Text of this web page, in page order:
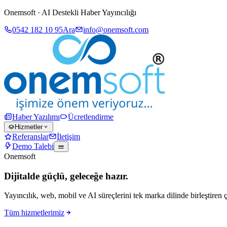
Onemsoft · AI Destekli Haber Yayıncılığı
0542 182 10 95Ara info@onemsoft.com
Haber Yazılımı Ücretlendirme
Hizmetler
Referanslar
İletişim
Demo Talebi
Onemsoft
Dijitalde güçlü, geleceğe hazır.
Yayıncılık, web, mobil ve AI süreçlerini tek marka dilinde birleştiren
Tüm hizmetlerimiz